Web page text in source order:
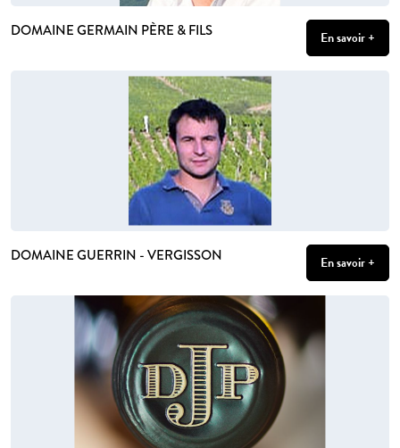
DOMAINE GERMAIN PÈRE & FILS En savoir +
DOMAINE GUERRIN - VERGISSON En savoir +